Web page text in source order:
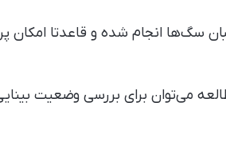
سگ‌ها انجام شده و قاعدتا امکان
می‌توان برای بررسی وضعیت